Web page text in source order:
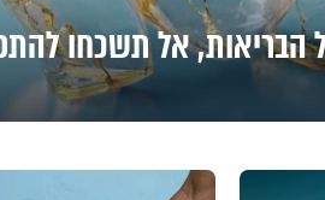
אל תשכחו